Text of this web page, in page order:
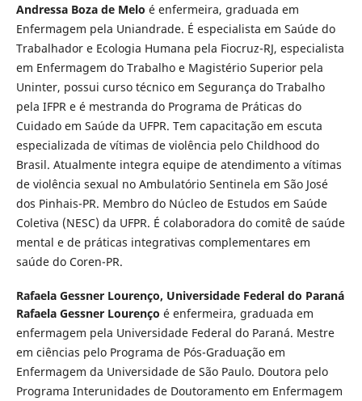
Andressa Boza de Melo é enfermeira, graduada em
Enfermagem pela Uniandrade. É especialista em Saúde do
Trabalhador e Ecologia Humana pela Fiocruz-RJ, especialista
em Enfermagem do Trabalho e Magistério Superior pela
Uninter, possui curso técnico em Segurança do Trabalho
pela IFPR e é mestranda do Programa de Práticas do
Cuidado em Saúde da UFPR. Tem capacitação em escuta
especializada de vítimas de violência pelo Childhood do
Brasil. Atualmente integra equipe de atendimento a vítimas
de violência sexual no Ambulatório Sentinela em São José
dos Pinhais-PR. Membro do Núcleo de Estudos em Saúde
Coletiva (NESC) da UFPR. É colaboradora do comitê de saúde
mental e de práticas integrativas complementares em
saúde do Coren-PR.
Rafaela Gessner Lourenço, Universidade Federal do Paraná
Rafaela Gessner Lourenço é enfermeira, graduada em
enfermagem pela Universidade Federal do Paraná. Mestre
em ciências pelo Programa de Pós-Graduação em
Enfermagem da Universidade de São Paulo. Doutora pelo
Programa Interunidades de Doutoramento em Enfermagem